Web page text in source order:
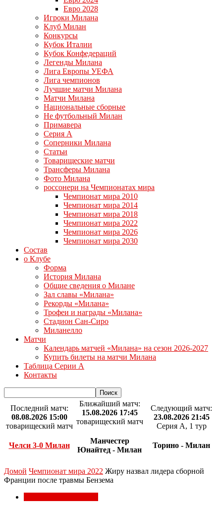
Евро 2028
Игроки Милана
Клуб Милан
Конкурсы
Кубок Италии
Кубок Конфедераций
Легенды Милана
Лига Европы УЕФА
Лига чемпионов
Лучшие матчи Милана
Матчи Милана
Национальные сборные
Не футбольный Милан
Примавера
Серия А
Соперники Милана
Статьи
Товарищеские матчи
Трансферы Милана
Фото Милана
россонери на Чемпионатах мира
Чемпионат мира 2010
Чемпионат мира 2014
Чемпионат мира 2018
Чемпионат мира 2022
Чемпионат мира 2026
Чемпионат мира 2030
Состав
о Клубе
Форма
История Милана
Общие сведения о Милане
Зал славы «Милана»
Рекорды «Милана»
Трофеи и награды «Милана»
Стадион Сан-Сиро
Миланелло
Матчи
Календарь матчей «Милана» на сезон 2026-2027
Купить билеты на матчи Милана
Таблица Серии А
Контакты
Последний матч:
08.08.2026 15:00
товарищеский матч
Челси 3-0 Милан
Ближайший матч:
15.08.2026 17:45
товарищеский матч
Манчестер
Юнайтед - Милан
Следующий матч:
23.08.2026 21:45
Серия А, 1 тур
Торино - Милан
Домой Чемпионат мира 2022 Жиру назвал лидера сборной
Франции после травмы Бензема